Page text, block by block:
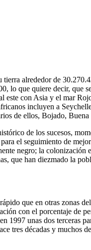
alrededor de
lo que quiere decir, que
este con Asia y el mar
incluyen a
de ellos, Bojado,
de los sucesos,
el seguimiento de
negro; la colonización
que han diezmado la
que en otras zonas
con el porcentaje de
1997 unas dos terceras
tres décadas y muchos